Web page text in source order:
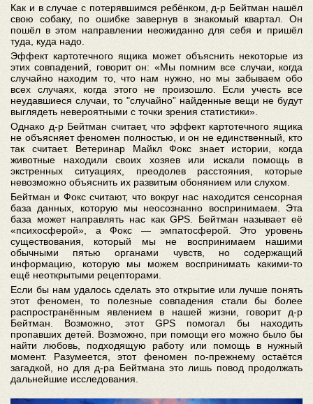
Как и в случае с потерявшимся ребёнком, д-р Бейтман нашёл
свою собаку, по ошибке завернув в знакомый квартал. Он
пошёл в этом направлении неожиданно для себя и пришёл
туда, куда надо.
Эффект картотечного ящика может объяснить некоторые из
этих совпадений, говорит он: «Мы помним все случаи, когда
случайно находим то, что нам нужно, но мы забываем обо
всех случаях, когда этого не произошло. Если учесть все
неудавшиеся случаи, то "случайно” найденные вещи не будут
выглядеть невероятными с точки зрения статистики».
Однако д-р Бейтман считает, что эффект картотечного ящика
не объясняет феномен полностью, и он не единственный, кто
так считает. Ветеринар Майкл Фокс знает истории, когда
животные находили своих хозяев или искали помощь в
экстренных ситуациях, преодолев расстояния, которые
невозможно объяснить их развитым обонянием или слухом.
Бейтман и Фокс считают, что вокруг нас находится сенсорная
база данных, которую мы неосознанно воспринимаем. Эта
база может направлять нас как GPS. Бейтман называет её
«психосферой», а Фокс ― эмпатосферой. Это уровень
существования, который мы не воспринимаем нашими
обычными пятью органами чувств, но содержащий
информацию, которую мы можем воспринимать какими-то
ещё неоткрытыми рецепторами.
Если бы нам удалось сделать это открытие или лучше понять
этот феномен, то полезные совпадения стали бы более
распространённым явлением в нашей жизни, говорит д-р
Бейтман. Возможно, этот GPS помогал бы находить
пропавших детей. Возможно, при помощи его можно было бы
найти любовь, подходящую работу или помощь в нужный
момент. Разумеется, этот феномен по-прежнему остаётся
загадкой, но для д-ра Бейтмана это лишь повод продолжать
дальнейшие исследования.